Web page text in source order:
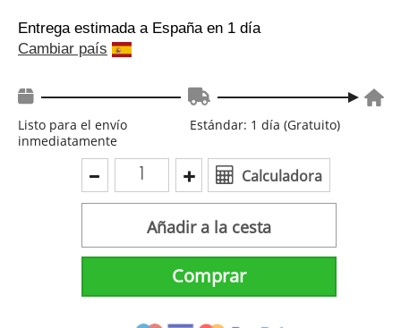
Entrega estimada a España en 1 día
Cambiar país
Listo para el envío
inmediatamente
Estándar: 1 día (Gratuito)
Calculadora
Añadir a la cesta
Comprar